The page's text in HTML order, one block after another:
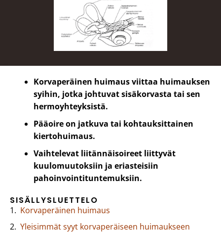
Korvaperäinen huimaus viittaa huimauksen
syihin, jotka johtuvat sisäkorvasta tai sen
hermoyhteyksistä.
Pääoire on jatkuva tai kohtauksittainen
kiertohuimaus.
Vaihtelevat liitännäisoireet liittyvät
kuulomuutoksiin ja eriasteisiin
pahoinvointituntemuksiin.
SISÄLLYSLUETTELO
Korvaperäinen huimaus
Yleisimmät syyt korvaperäiseen huimaukseen